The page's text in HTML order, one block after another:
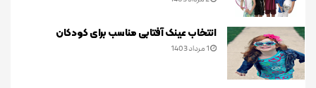
انتخاب عینک آفتابی مناسب برای کودکان
1 مرداد 1403